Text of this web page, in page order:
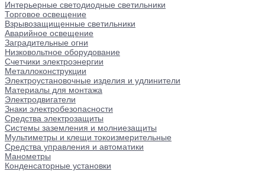
Интерьерные светодиодные светильники
Торговое освещение
Взрывозащищенные светильники
Аварийное освещение
Заградительные огни
Низковольтное оборудование
Счетчики электроэнергии
Металлоконструкции
Электроустановочные изделия и удлинители
Материалы для монтажа
Электродвигатели
Знаки электробезопасности
Средства электрозащиты
Системы заземления и молниезащиты
Мультиметры и клещи токоизмерительные
Средства управления и автоматики
Манометры
Конденсаторные установки